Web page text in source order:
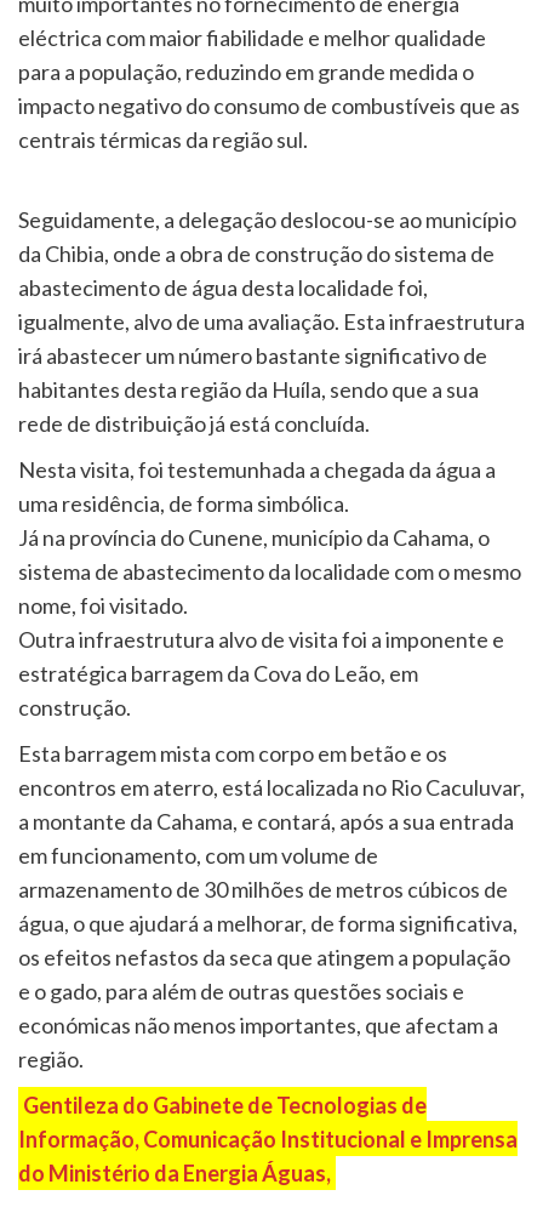
eléctrica com maior fiabilidade e melhor qualidade
para a população, reduzindo em grande medida o
impacto negativo do consumo de combustíveis que as
centrais térmicas da região sul.
Seguidamente, a delegação deslocou-se ao município
da Chibia, onde a obra de construção do sistema de
abastecimento de água desta localidade foi,
igualmente, alvo de uma avaliação. Esta infraestrutura
irá abastecer um número bastante significativo de
habitantes desta região da Huíla, sendo que a sua
rede de distribuição já está concluída.
Nesta visita, foi testemunhada a chegada da água a
uma residência, de forma simbólica.
Já na província do Cunene, município da Cahama, o
sistema de abastecimento da localidade com o mesmo
nome, foi visitado.
Outra infraestrutura alvo de visita foi a imponente e
estratégica barragem da Cova do Leão, em
construção.
Esta barragem mista com corpo em betão e os
encontros em aterro, está localizada no Rio Caculuvar,
a montante da Cahama, e contará, após a sua entrada
em funcionamento, com um volume de
armazenamento de 30 milhões de metros cúbicos de
água, o que ajudará a melhorar, de forma significativa,
os efeitos nefastos da seca que atingem a população
e o gado, para além de outras questões sociais e
económicas não menos importantes, que afectam a
região.
Gentileza do Gabinete de Tecnologias de
Informação, Comunicação Institucional e Imprensa
do Ministério da Energia Águas,